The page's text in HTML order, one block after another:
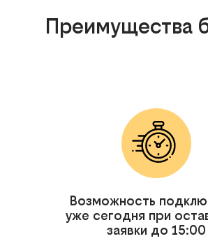
Преимущества
Возможность
уже сегодня при
заявки до 15:00